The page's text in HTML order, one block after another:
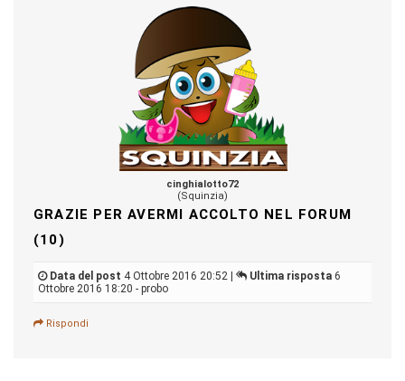
cinghialotto72
(Squinzia)
GRAZIE PER AVERMI ACCOLTO NEL FORUM
(10)
Data del post 4 Ottobre 2016 20:52 | Ultima risposta 6
Ottobre 2016 18:20 - probo
Rispondi